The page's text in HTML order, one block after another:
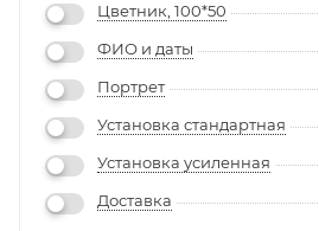
Цветник, 100*50
ФИО и даты
Портрет
Установка стандартная
Установка усиленная
Доставка